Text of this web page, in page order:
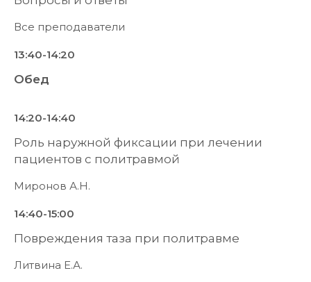
Все преподаватели
13:40-14:20
Обед
14:20-14:40
Роль наружной фиксации при лечении
пациентов с политравмой
Миронов А.Н.
14:40-15:00
Повреждения таза при политравме
Литвина Е.А.